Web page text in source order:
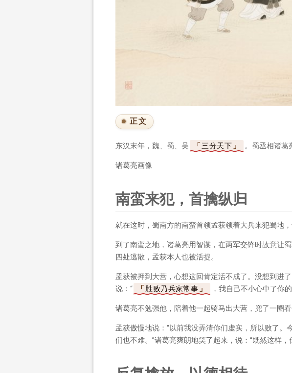
正文
东汉末年，魏、蜀、吴 三分天下 。蜀丞相诸葛
诸葛亮画像
南蛮来犯，首擒纵归
就在这时，蜀南方的南蛮首领孟获领着大兵来犯蜀地，
到了南蛮之地，诸葛亮用智谋，在两军交锋时故意让
四处逃散，孟获本人也被活捉。
孟获被押到大营，心想这回肯定活不成了。没想到进
说：“
胜败乃兵家常事 ，我自己不小心中了你
诸葛亮不勉强他，陪着他一起骑马出大营，兜了一圈
孟获傲慢地说：“以前我没弄清你们虚实，所以败了
们也不难。”诸葛亮爽朗地笑了起来，说：“既然这样